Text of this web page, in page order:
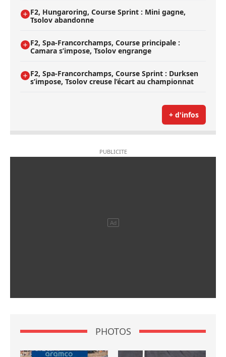
F2, Hungaroring, Course Sprint : Mini gagne,
Tsolov abandonne
F2, Spa-Francorchamps, Course principale :
Camara s’impose, Tsolov engrange
F2, Spa-Francorchamps, Course Sprint : Durksen
s’impose, Tsolov creuse l’écart au championnat
+ d'infos
PHOTOS